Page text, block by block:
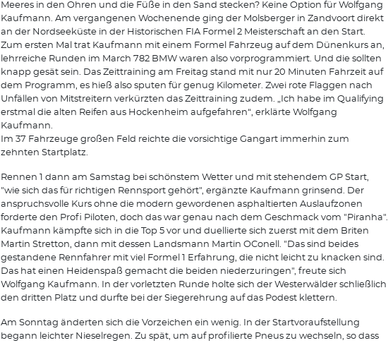
Meeres in den Ohren und die Füße in den Sand stecken? Keine Option für Wolfgang
Kaufmann. Am vergangenen Wochenende ging der Molsberger in Zandvoort direkt
an der Nordseeküste in der Historischen FIA Formel 2 Meisterschaft an den Start.
Zum ersten Mal trat Kaufmann mit einem Formel Fahrzeug auf dem Dünenkurs an,
lehrreiche Runden im March 782 BMW waren also vorprogrammiert. Und die sollten
knapp gesät sein. Das Zeittraining am Freitag stand mit nur 20 Minuten Fahrzeit auf
dem Programm, es hieß also sputen für genug Kilometer. Zwei rote Flaggen nach
Unfällen von Mitstreitern verkürzten das Zeittraining zudem. „Ich habe im Qualifying
erstmal die alten Reifen aus Hockenheim aufgefahren“, erklärte Wolfgang
Kaufmann.
Im 37 Fahrzeuge großen Feld reichte die vorsichtige Gangart immerhin zum
zehnten Startplatz.
Rennen 1 dann am Samstag bei schönstem Wetter und mit stehendem GP Start,
"wie sich das für richtigen Rennsport gehört", ergänzte Kaufmann grinsend. Der
anspruchsvolle Kurs ohne die modern gewordenen asphaltierten Auslaufzonen
forderte den Profi Piloten, doch das war genau nach dem Geschmack vom "Piranha".
Kaufmann kämpfte sich in die Top 5 vor und duellierte sich zuerst mit dem Briten
Martin Stretton, dann mit dessen Landsmann Martin O´Conell. "Das sind beides
gestandene Rennfahrer mit viel Formel 1 Erfahrung, die nicht leicht zu knacken sind.
Das hat einen Heidenspaß gemacht die beiden niederzuringen", freute sich
Wolfgang Kaufmann. In der vorletzten Runde holte sich der Westerwälder schließlich
den dritten Platz und durfte bei der Siegerehrung auf das Podest klettern.
Am Sonntag änderten sich die Vorzeichen ein wenig. In der Startvoraufstellung
begann leichter Nieselregen. Zu spät, um auf profilierte Pneus zu wechseln, so dass